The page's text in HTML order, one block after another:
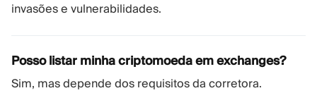
invasões e vulnerabilidades.
Posso listar minha criptomoeda em exchanges?
Sim, mas depende dos requisitos da corretora.